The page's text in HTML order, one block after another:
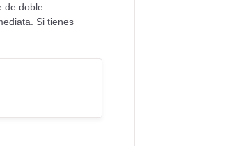
de doble
Si tienes